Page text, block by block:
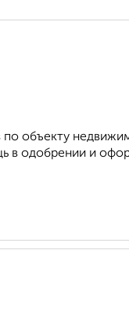
объекту
в одобрении и